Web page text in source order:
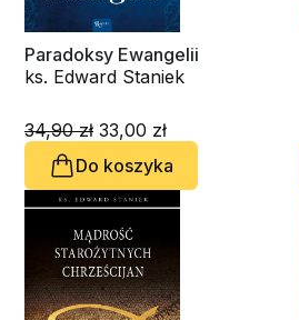
Paradoksy Ewangelii
ks. Edward Staniek
34,90 zł 33,00 zł
Do koszyka